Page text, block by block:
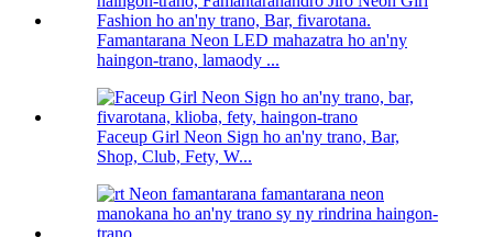
Famantarana Neon LED mahazatra ho an'ny
haingon-trano, lamaody ...
Faceup Girl Neon Sign ho an'ny trano, Bar,
Shop, Club, Fety, W...